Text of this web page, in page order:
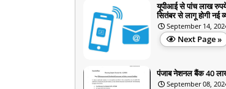
यूपीआई से पांच लाख
सितंबर से लागू होगी नई
September 14,
Next Page »
पंजाब नेशनल बैंक 40 लाख
September 08,